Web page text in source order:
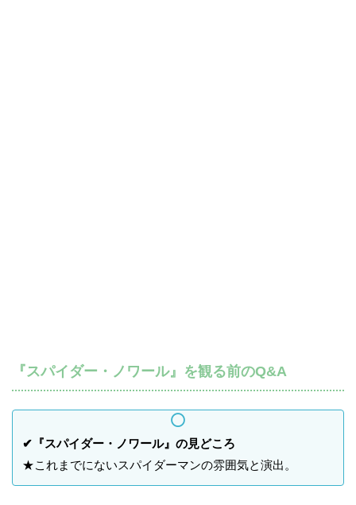
『スパイダー・ノワール』を観る前のQ&A
✔『スパイダー・ノワール』の見どころ
★これまでにないスパイダーマンの雰囲気と演出。